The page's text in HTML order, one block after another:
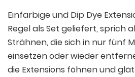
Einfarbige und Dip Dye
Regel als Set geliefert, sprich
Strähnen, die sich in nur fünf
einsetzen oder wieder
die Extensions föhnen und